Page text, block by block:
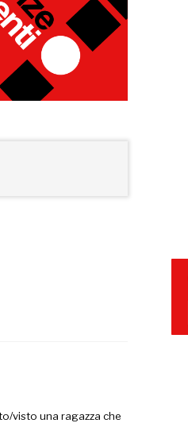
visto una ragazza che